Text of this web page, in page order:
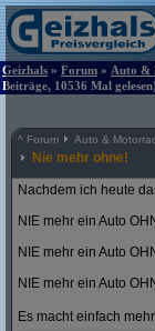
Geizhals » Forum » Auto &
Beiträge, 10536 Mal gelesen)
^ Forum Auto &
Nie mehr ohne!
Nachdem ich heute
NIE mehr ein Auto
NIE mehr ein Auto
NIE mehr ein Auto
Es macht einfach